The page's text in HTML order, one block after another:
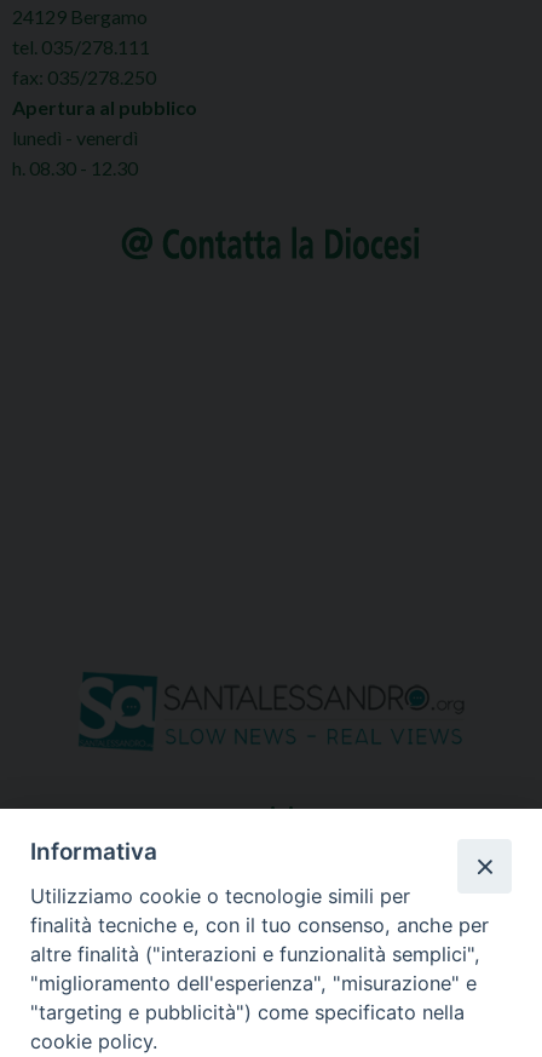
24129 Bergamo
tel. 035/278.111
fax: 035/278.250
Apertura al pubblico
lunedì - venerdì
h. 08.30 - 12.30
seguici su
Informativa
Utilizziamo cookie o tecnologie simili per
finalità tecniche e, con il tuo consenso, anche per
altre finalità ("interazioni e funzionalità semplici",
"miglioramento dell'esperienza", "misurazione" e
"targeting e pubblicità") come specificato nella
cookie policy.